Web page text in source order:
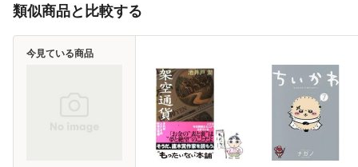
類似商品と比較する
今見ている商品